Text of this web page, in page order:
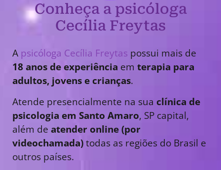
Conheça a psicóloga
Cecília Freytas
A psicóloga Cecília Freytas possui mais de
18 anos de experiência em terapia para
adultos, jovens e crianças.
Atende presencialmente na sua clínica de
psicologia em Santo Amaro, SP capital,
além de atender online (por
videochamada)todas as regiões do Brasil e
outros países.